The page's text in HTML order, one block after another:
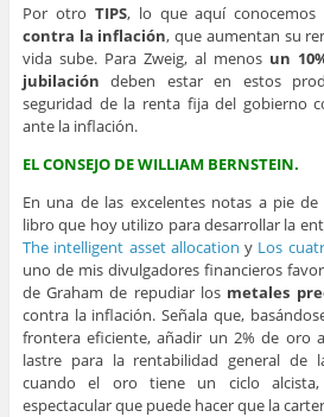
Por otro TIPS, lo que aquí conocemos
contra la inflación, que aumentan su
vida sube. Para Zweig, al menos un
jubilación deben estar en estos
seguridad de la renta fija del gobierno
ante la inflación.
EL CONSEJO DE WILLIAM BERNSTEIN.
En una de las excelentes notas a pie
libro que hoy utilizo para desarrollar la
The intelligent asset allocation y Los
uno de mis divulgadores financieros
de Graham de repudiar los metales
contra la inflación. Señala que,
frontera eficiente, añadir un 2% de oro
lastre para la rentabilidad general de
cuando el oro tiene un ciclo
espectacular que puede hacer que la